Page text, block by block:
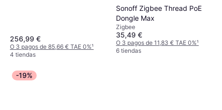
256,99 €
O 3 pagos de 85,66 € TAE 0%¹
4 tiendas
Sonoff Zigbee Thread PoE
Dongle Max
Zigbee
35,49 €
O 3 pagos de 11,83 € TAE 0%¹
6 tiendas
-19%